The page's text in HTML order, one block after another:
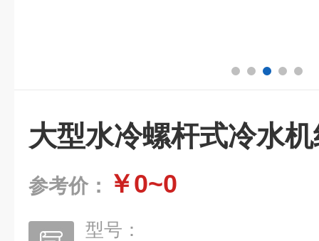
大型水冷螺杆式冷水
参考价： ￥0~0
型号：